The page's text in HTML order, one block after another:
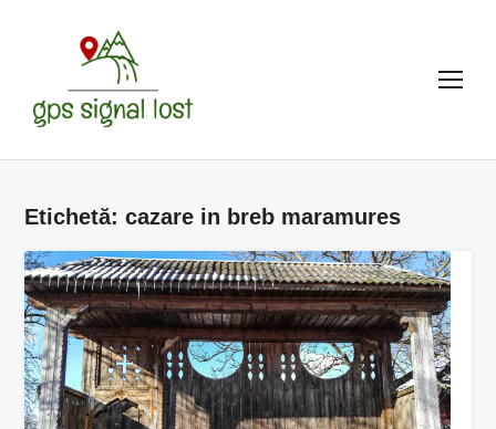
Etichetă:cazare in breb maramures